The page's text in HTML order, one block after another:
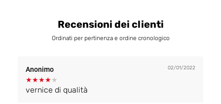
Recensioni dei clienti
Ordinati per pertinenza e ordine cronologico
Anonimo 02/01/2022
★★★★★
vernice di qualità